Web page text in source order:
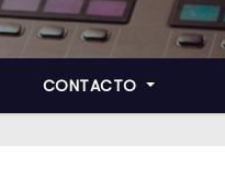
CONTACTO